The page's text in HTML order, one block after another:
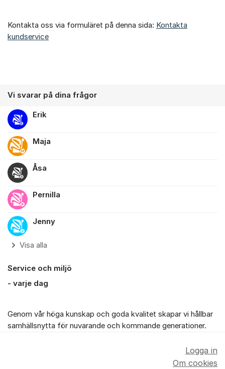
Kontakta oss via formuläret på denna sida: Kontakta
kundservice
Vi svarar på dina frågor
Erik
Maja
Åsa
Pernilla
Jenny
Visa alla
Service och miljö
- varje dag
Genom vår höga kunskap och goda kvalitet skapar vi hållbar
samhällsnytta för nuvarande och kommande generationer.
Logga in
Om cookies